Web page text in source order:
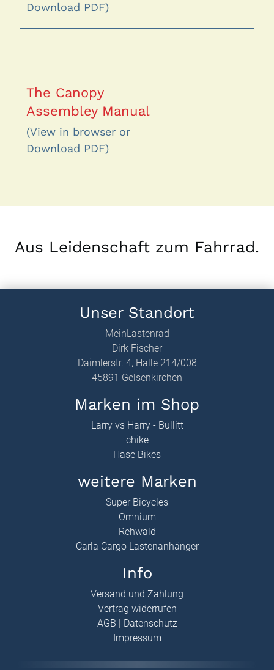
Download PDF)
The Canopy
Assembley Manual
(View in browser or
Download PDF)
Aus Leidenschaft zum Fahrrad.
Unser Standort
MeinLastenrad
Dirk Fischer
Daimlerstr. 4, Halle 214/008
45891 Gelsenkirchen
Marken im Shop
Larry vs Harry - Bullitt
chike
Hase Bikes
weitere Marken
Super Bicycles
Omnium
Rehwald
Carla Cargo Lastenanhänger
Info
Versand und Zahlung
Vertrag widerrufen
AGB | Datenschutz
Impressum